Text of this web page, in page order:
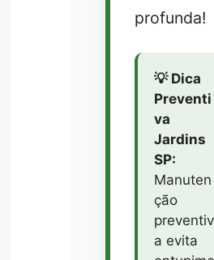
profunda!
💡 Dica
Preventi
va
Jardins
SP:
Manuten
ção
preventiv
a evita